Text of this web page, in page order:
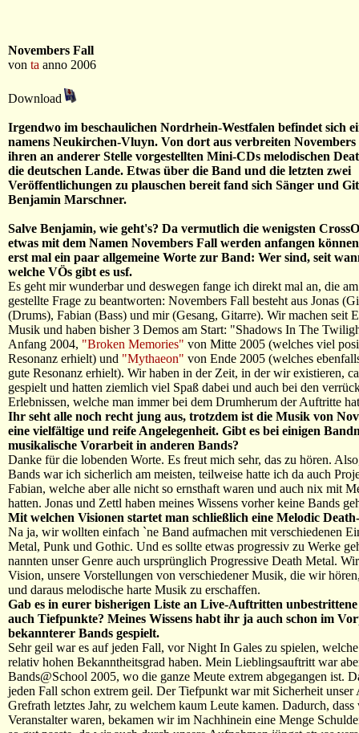
Novembers Fall
von ta anno 2006
Download
Irgendwo im beschaulichen Nordrhein-Westfalen befindet sich
namens Neukirchen-Vluyn. Von dort aus verbreiten
ihren an anderer Stelle vorgestellten Mini-CDs melodischen
die deutschen Lande. Etwas über die Band und die letzten zwei
Veröffentlichungen zu plauschen bereit fand sich Sänger und
Benjamin Marschner.
Salve Benjamin, wie geht's? Da vermutlich die wenigsten
etwas mit dem Namen Novembers Fall werden anfangen
erst mal ein paar allgemeine Worte zur Band: Wer sind, seit
welche VÖs gibt es usf.
Es geht mir wunderbar und deswegen fange ich direkt mal an, die
gestellte Frage zu beantworten: Novembers Fall besteht aus Jonas
(Drums), Fabian (Bass) und mir (Gesang, Gitarre). Wir machen seit
Musik und haben bisher 3 Demos am Start: "Shadows In The
Anfang 2004, "Broken Memories" von Mitte 2005 (welches viel
Resonanz erhielt) und "Mythaeon" von Ende 2005 (welches
gute Resonanz erhielt). Wir haben in der Zeit, in der wir existieren,
gespielt und hatten ziemlich viel Spaß dabei und auch bei den
Erlebnissen, welche man immer bei dem Drumherum der Auftritte
Ihr seht alle noch recht jung aus, trotzdem ist die Musik von
eine vielfältige und reife Angelegenheit. Gibt es bei einigen
musikalische Vorarbeit in anderen Bands?
Danke für die lobenden Worte. Es freut mich sehr, das zu hören.
Bands war ich sicherlich am meisten, teilweise hatte ich da auch
Fabian, welche aber alle nicht so ernsthaft waren und auch nix mit
hatten. Jonas und Zettl haben meines Wissens vorher keine Bands
Mit welchen Visionen startet man schließlich eine Melodic
Na ja, wir wollten einfach `ne Band aufmachen mit verschiedenen
Metal, Punk und Gothic. Und es sollte etwas progressiv zu Werke
nannten unser Genre auch ursprünglich Progressive Death Metal.
Vision, unsere Vorstellungen von verschiedener Musik, die wir
und daraus melodische harte Musik zu erschaffen.
Gab es in eurer bisherigen Liste an Live-Auftritten
auch Tiefpunkte? Meines Wissens habt ihr ja auch schon im
bekannterer Bands gespielt.
Sehr geil war es auf jeden Fall, vor Night In Gales zu spielen,
relativ hohen Bekanntheitsgrad haben. Mein Lieblingsauftritt war
Bands@School 2005, wo die ganze Meute extrem abgegangen ist.
jeden Fall schon extrem geil. Der Tiefpunkt war mit Sicherheit
Grefrath letztes Jahr, zu welchem kaum Leute kamen. Dadurch, dass
Veranstalter waren, bekamen wir im Nachhinein eine Menge